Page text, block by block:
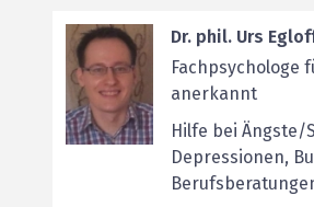
Dr. phil. Urs
Fachpsychologe
anerkannt
Hilfe bei Ängste/
Depressionen,